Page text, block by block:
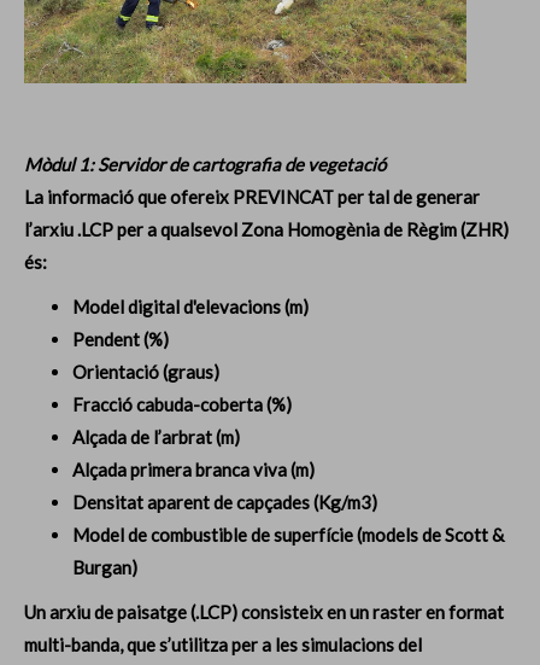
Mòdul 1: Servidor de cartografia de vegetació
La informació que ofereix PREVINCAT per tal de generar
l’arxiu .LCP per a qualsevol Zona Homogènia de Règim (ZHR)
és:
Model digital d'elevacions (m)
Pendent (%)
Orientació (graus)
Fracció cabuda-coberta (%)
Alçada de l’arbrat (m)
Alçada primera branca viva (m)
Densitat aparent de capçades (Kg/m3)
Model de combustible de superfície (models de Scott &
Burgan)
Un arxiu de paisatge (.LCP) consisteix en un raster en format
multi-banda, que s’utilitza per a les simulacions del